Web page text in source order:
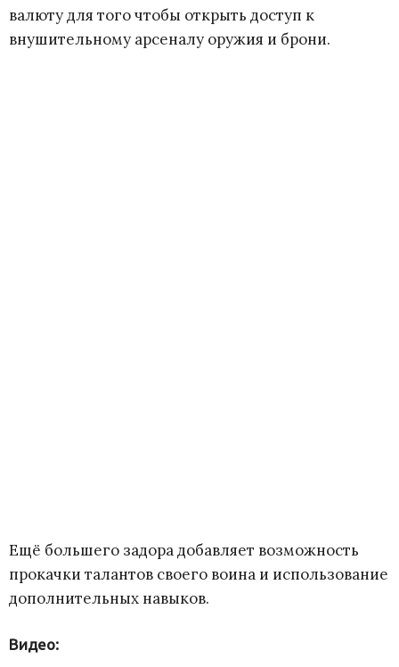
валюту для того чтобы открыть доступ к
внушительному арсеналу оружия и брони.
Ещё большего задора добавляет возможность
прокачки талантов своего воина и использование
дополнительных навыков.
Видео: